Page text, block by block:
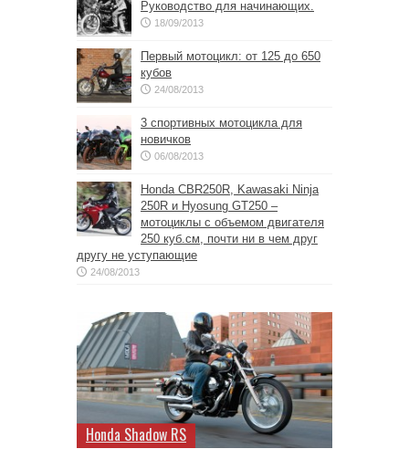
Руководство для начинающих.
18/09/2013
Первый мотоцикл: от 125 до 650
кубов
24/08/2013
3 спортивных мотоцикла для
новичков
06/08/2013
Honda CBR250R, Kawasaki Ninja
250R и Hyosung GT250 –
мотоциклы с объемом двигателя
250 куб.см, почти ни в чем друг
другу не уступающие
24/08/2013
Honda Shadow RS